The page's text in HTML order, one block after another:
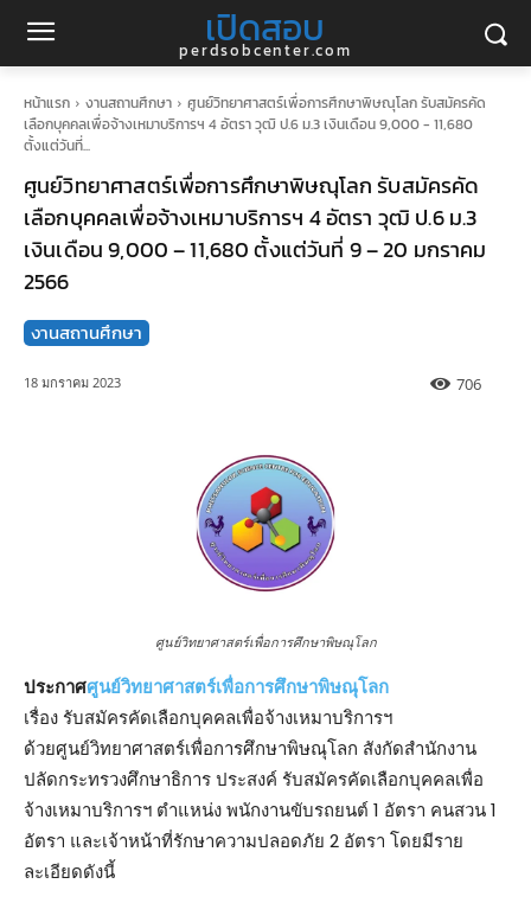
เปิดสอบ
perdsobcenter.com
หน้าแรก งานสถานศึกษา
ศูนย์วิทยาศาสตร์เพื่อการศึกษาพิษณุโลก รับสมัครคัด
เลือกบุคคลเพื่อจ้างเหมาบริการฯ 4 อัตรา วุฒิ ป.6 ม.3 เงินเดือน 9,000 - 11,680
ตั้งแต่วันที่...
ศูนย์วิทยาศาสตร์เพื่อการศึกษาพิษณุโลก รับสมัครคัด
เลือกบุคคลเพื่อจ้างเหมาบริการฯ 4 อัตรา วุฒิ ป.6 ม.3
เงินเดือน 9,000 – 11,680 ตั้งแต่วันที่ 9 – 20 มกราคม
2566
งานสถานศึกษา
18 มกราคม 2023 706
ศูนย์วิทยาศาสตร์เพื่อการศึกษาพิษณุโลก
ประกาศศูนย์วิทยาศาสตร์เพื่อการศึกษาพิษณุโลก
เรื่อง รับสมัครคัดเลือกบุคคลเพื่อจ้างเหมาบริการฯ
ด้วยศูนย์วิทยาศาสตร์เพื่อการศึกษาพิษณุโลก สังกัดสํานักงาน
ปลัดกระทรวงศึกษาธิการ ประสงค์ รับสมัครคัดเลือกบุคคลเพื่อ
จ้างเหมาบริการฯ ตําแหน่ง พนักงานขับรถยนต์ 1 อัตรา คนสวน 1
อัตรา และเจ้าหน้าที่รักษาความปลอดภัย 2 อัตรา โดยมีราย
ละเอียดดังนี้